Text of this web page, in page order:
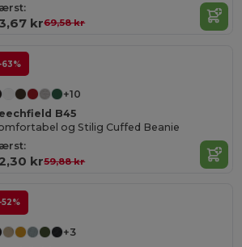
kr69,58 kr
-63%
+10
B45
og Stilig Cuffed Beanie
kr59,88 kr
-52%
+3